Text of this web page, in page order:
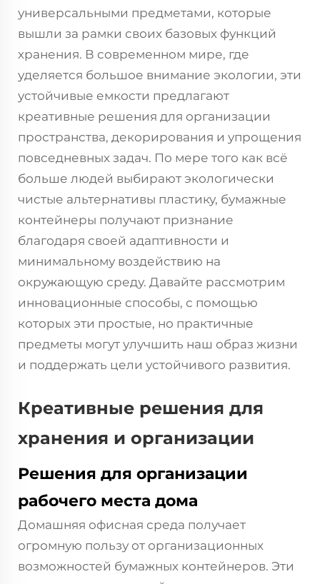
универсальными предметами, которые
вышли за рамки своих базовых функций
хранения. В современном мире, где
уделяется большое внимание экологии, эти
устойчивые емкости предлагают
креативные решения для организации
пространства, декорирования и упрощения
повседневных задач. По мере того как всё
больше людей выбирают экологически
чистые альтернативы пластику, бумажные
контейнеры получают признание
благодаря своей адаптивности и
минимальному воздействию на
окружающую среду. Давайте рассмотрим
инновационные способы, с помощью
которых эти простые, но практичные
предметы могут улучшить наш образ жизни
и поддержать цели устойчивого развития.
Креативные решения для
хранения и организации
Решения для организации
рабочего места дома
Домашняя офисная среда получает
огромную пользу от организационных
возможностей бумажных контейнеров. Эти